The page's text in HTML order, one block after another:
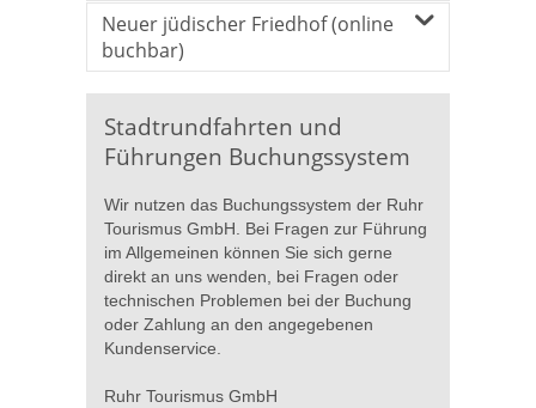
Neuer jüdischer Friedhof (online
buchbar)
Stadtrundfahrten und
Führungen Buchungssystem
Wir nutzen das Buchungssystem der Ruhr
Tourismus GmbH. Bei Fragen zur Führung
im Allgemeinen können Sie sich gerne
direkt an uns wenden, bei Fragen oder
technischen Problemen bei der Buchung
oder Zahlung an den angegebenen
Kundenservice.
Ruhr Tourismus GmbH